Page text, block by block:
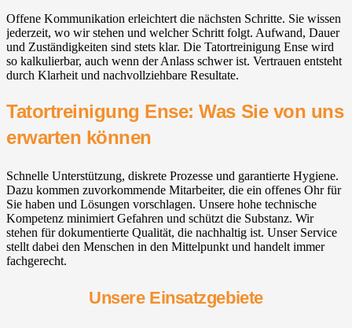
Offene Kommunikation erleichtert die nächsten Schritte. Sie wissen
jederzeit, wo wir stehen und welcher Schritt folgt. Aufwand, Dauer
und Zuständigkeiten sind stets klar. Die Tatortreinigung Ense wird
so kalkulierbar, auch wenn der Anlass schwer ist. Vertrauen entsteht
durch Klarheit und nachvollziehbare Resultate.
Tatortreinigung Ense: Was Sie von uns
erwarten können
Schnelle Unterstützung, diskrete Prozesse und garantierte Hygiene.
Dazu kommen zuvorkommende Mitarbeiter, die ein offenes Ohr für
Sie haben und Lösungen vorschlagen. Unsere hohe technische
Kompetenz minimiert Gefahren und schützt die Substanz. Wir
stehen für dokumentierte Qualität, die nachhaltig ist. Unser Service
stellt dabei den Menschen in den Mittelpunkt und handelt immer
fachgerecht.
Unsere Einsatzgebiete